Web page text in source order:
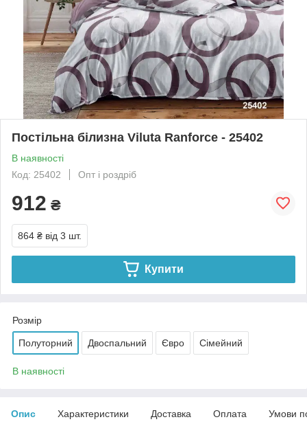
Постільна білизна Viluta Ranforce - 25402
В наявності
Код: 25402
Опт і роздріб
912 ₴
864 ₴ від 3 шт.
Купити
Розмір
Полуторний Двоспальний Євро Сімейний
В наявності
Опис Характеристики Доставка Оплата Умови